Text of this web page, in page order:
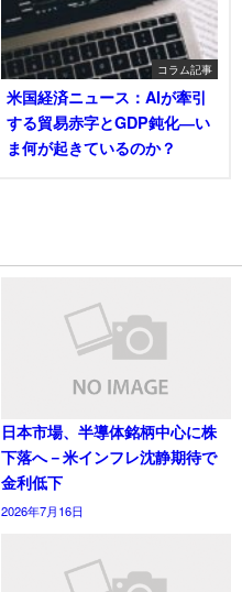
コラム記事
米国経済ニュース：AIが牽引
する貿易赤字とGDP鈍化―い
ま何が起きているのか？
日本市場、半導体銘柄中心に株
下落へ－米インフレ沈静期待で
金利低下
2026年7月16日